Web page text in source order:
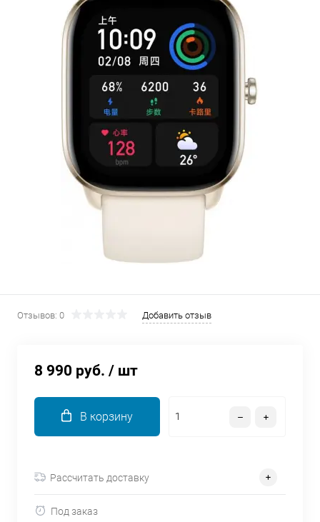
Отзывов: 0 Добавить отзыв
8 990 руб. / шт
В корзину
Рассчитать доставку
Под заказ
Получайте товар
выбранный способом
Оставшиеся
% будут
списываться
с вашей карты
каждые 2 недели
Подробнее
25
Остались вопросы?
8 800 302-02-51